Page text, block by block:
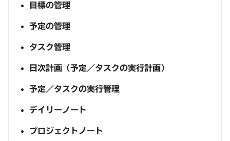
目標の管理
予定の管理
タスク管理
日次計画（予定／タスクの実行計画）
予定／タスクの実行管理
デイリーノート
プロジェクトノート